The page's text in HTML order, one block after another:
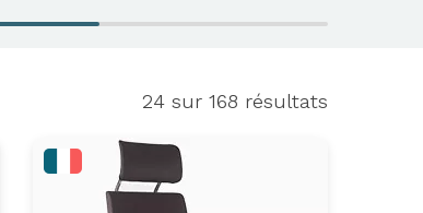
24 sur 168 résultats